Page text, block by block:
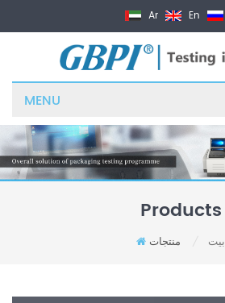
Ar En
MENU
Products
بيت منتجات